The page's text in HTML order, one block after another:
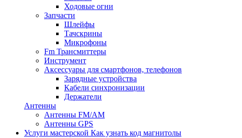
Ходовые огни
Запчасти
Шлейфы
Тачскрины
Микрофоны
Fm Трансмиттеры
Инструмент
Аксессуары для смартфонов, телефонов
Зарядные устройства
Кабели синхронизации
Держатели
Антенны
Антенны FM/AM
Антенны GPS
Услуги мастерской Как узнать код магнитолы